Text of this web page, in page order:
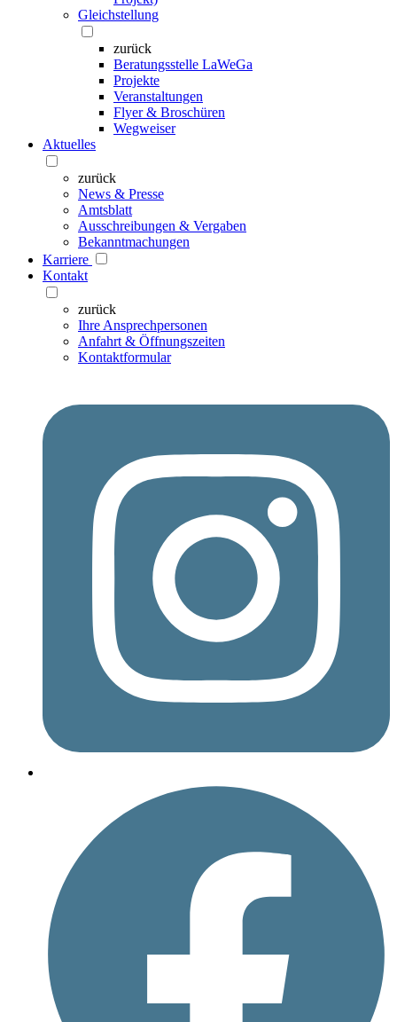
Gleichstellung
zurück
Beratungsstelle LaWeGa
Projekte
Veranstaltungen
Flyer & Broschüren
Wegweiser
Aktuelles
zurück
News & Presse
Amtsblatt
Ausschreibungen & Vergaben
Bekanntmachungen
Karriere
Kontakt
zurück
Ihre Ansprechpersonen
Anfahrt & Öffnungszeiten
Kontaktformular